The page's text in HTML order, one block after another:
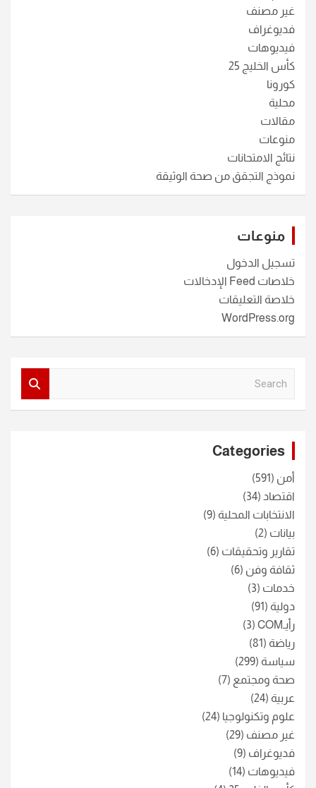
غير مصنف
فديوغراف
فيديوهات
كأس الخليج 25
كورونا
محلية
مقالات
منوعات
نتائج الامتحانات
نموذج التجقق من صحة الوثيقة
منوعات
تسجيل الدخول
خلاصات Feed الإدخالات
خلاصة التعليقات
WordPress.org
Categories
أمن (591)
اقتصاد (34)
الانتخابات المحلية (9)
بيانات (2)
تقارير وتحقيقات (6)
ثقافة وفن (6)
خدمات (3)
دولية (91)
رأيـCOM
(3)
رياضة (81)
سياسة (299)
صحة ومجتمع (7)
عربية (24)
علوم وتكنولوجيا (24)
غير مصنف (29)
فديوغراف (9)
فيديوهات (14)